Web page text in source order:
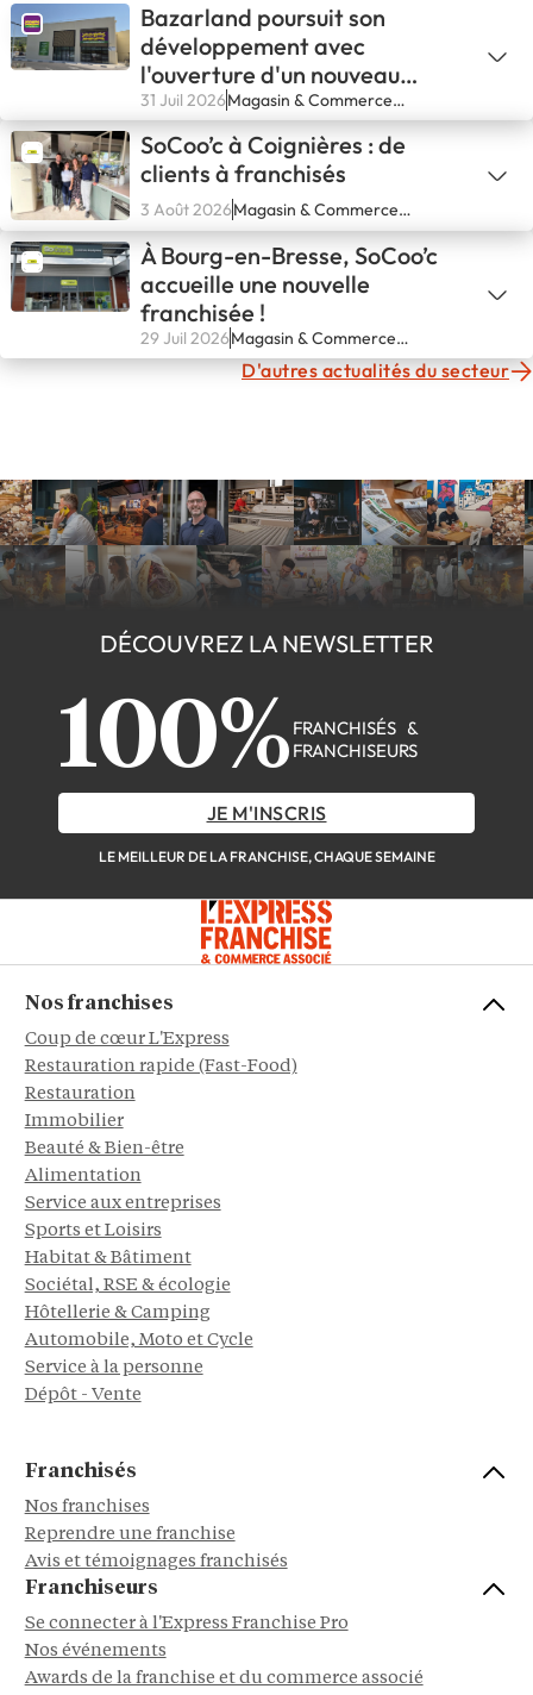
Bazarland poursuit son
développement avec
l'ouverture d'un nouveau
magasin à Solliès-Pont
31 Juil 2026Magasin & Commerce
spécialisé
SoCoo’c à Coignières : de
clients à franchisés
3 Août 2026Magasin & Commerce
spécialisé
À Bourg-en-Bresse, SoCoo’c
accueille une nouvelle
franchisée !
29 Juil 2026Magasin & Commerce
spécialisé
D'autres actualités du secteur
DÉCOUVREZ LA NEWSLETTER
100% FRANCHISÉS &
FRANCHISEURS
JE M'INSCRIS
LE MEILLEUR DE LA FRANCHISE, CHAQUE SEMAINE
Nos franchises
Coup de cœur L'Express
Restauration rapide (Fast-Food)
Restauration
Immobilier
Beauté & Bien-être
Alimentation
Service aux entreprises
Sports et Loisirs
Habitat & Bâtiment
Sociétal, RSE & écologie
Hôtellerie & Camping
Automobile, Moto et Cycle
Service à la personne
Dépôt - Vente
Franchisés
Nos franchises
Reprendre une franchise
Avis et témoignages franchisés
Franchiseurs
Se connecter à l'Express Franchise Pro
Nos événements
Awards de la franchise et du commerce associé